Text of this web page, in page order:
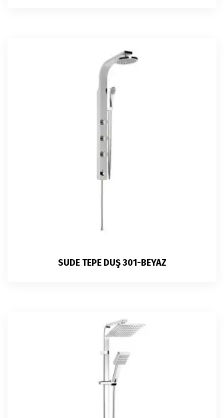
SUDE TEPE DUŞ 301-BEYAZ